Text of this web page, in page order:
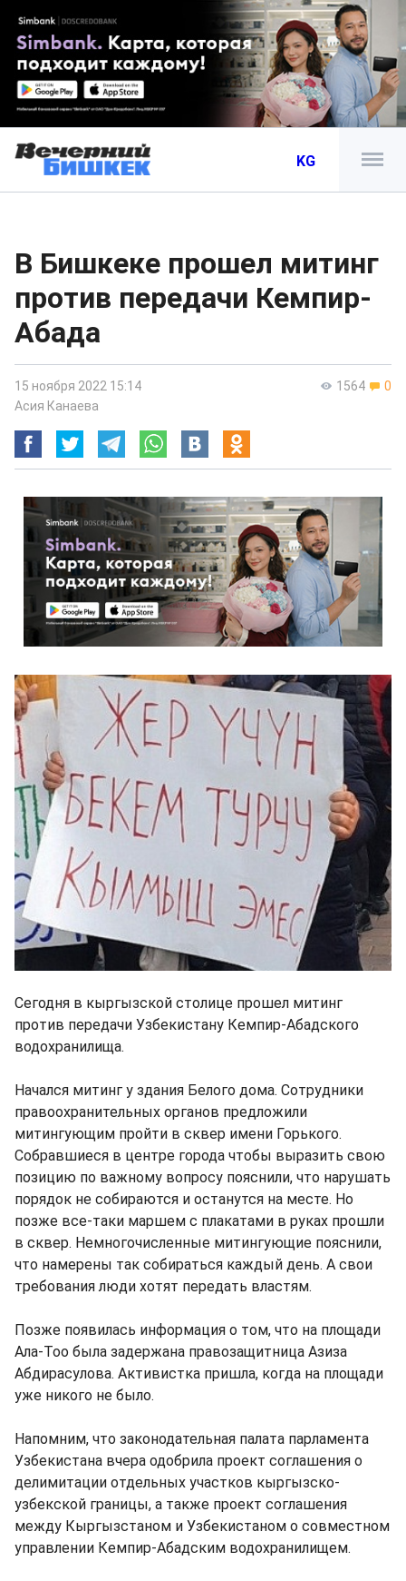
KG
В Бишкеке прошел митинг
против передачи Кемпир-
Абада
1564 0
15 ноября 2022 15:14
Асия Канаева
Сегодня в кыргызской столице прошел митинг
против передачи Узбекистану Кемпир-Абадского
водохранилища.
Начался митинг у здания Белого дома. Сотрудники
правоохранительных органов предложили
митингующим пройти в сквер имени Горького.
Собравшиеся в центре города чтобы выразить свою
позицию по важному вопросу пояснили, что нарушать
порядок не собираются и останутся на месте. Но
позже все-таки маршем с плакатами в руках прошли
в сквер. Немногочисленные митингующие пояснили,
что намерены так собираться каждый день. А свои
требования люди хотят передать властям.
Позже появилась информация о том, что на площади
Ала-Тоо была задержана правозащитница Азиза
Абдирасулова. Активистка пришла, когда на площади
уже никого не было.
Напомним, что законодательная палата парламента
Узбекистана вчера одобрила проект соглашения о
делимитации отдельных участков кыргызско-
узбекской границы, а также проект соглашения
между Кыргызстаном и Узбекистаном о совместном
управлении Кемпир-Абадским водохранилищем.